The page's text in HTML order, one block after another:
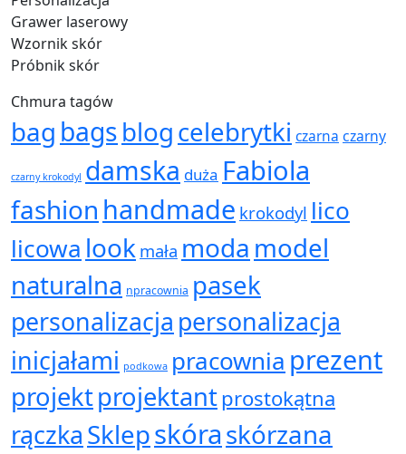
Grawer laserowy
Wzornik skór
Próbnik skór
Chmura tagów
bag bagsblogcelebrytki czarna czarny
czarny krokodyl damska duża Fabiola
fashion handmade krokodyl lico
licowa look mała moda model
naturalna npracownia pasek
personalizacja personalizacja
inicjałami podkowa pracownia prezent
projektprojektantprostokątna
rączkaSklepskóraskórzana